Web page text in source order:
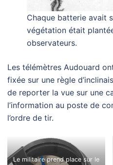
Chaque batterie avait
végétation était
observateurs.
Les télémètres Audouard
fixée sur une règle
de reporter la vue sur une
l’information au poste de
l’ordre de tir.
Le militaire prend place sur le